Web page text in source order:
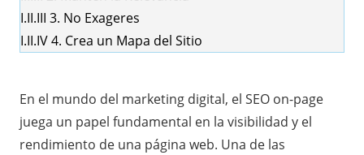
I.II.III 3. No Exageres
I.II.IV4. Crea un Mapa del Sitio
En el mundo del marketing digital, el SEO on-page
juega un papel fundamental en la visibilidad y el
rendimiento de una página web. Una de las